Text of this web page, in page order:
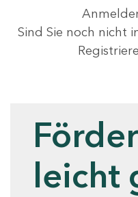
Sind Sie noch nicht
leicht